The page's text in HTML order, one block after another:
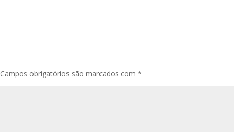
Campos obrigatórios são marcados com*